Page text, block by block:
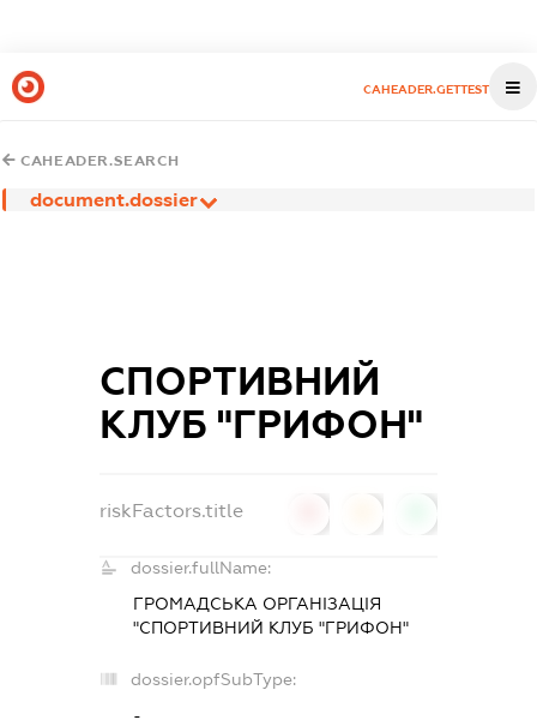
CAHEADER.GETTEST
CAHEADER.SEARCH
document.dossier
СПОРТИВНИЙ
КЛУБ "ГРИФОН"
riskFactors.title
dossier.fullName:
ГРОМАДСЬКА ОРГАНІЗАЦІЯ
"СПОРТИВНИЙ КЛУБ "ГРИФОН"
dossier.opfSubType:
-